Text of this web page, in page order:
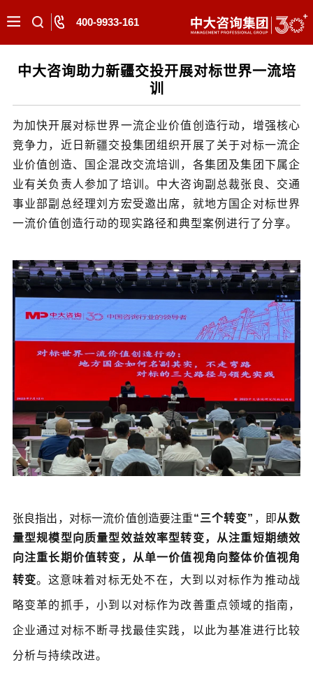
400-9933-161
中大咨询助力新疆交投开展对标世界一流培
训
为加快开展对标世界一流企业价值创造行动，增强核心
竞争力，近日新疆交投集团组织开展了关于对标一流企
业价值创造、国企混改交流培训，各集团及集团下属企
业有关负责人参加了培训。中大咨询副总裁张良、交通
事业部副总经理刘方宏受邀出席，就地方国企对标世界
一流价值创造行动的现实路径和典型案例进行了分享。
张良指出，对标一流价值创造要注重“三个转变” ，即从数
量型规模型向质量型效益效率型转变，从注重短期绩效
向注重长期价值转变，从单一价值视角向整体价值视角
转变。 这意味着对标无处不在，大到以对标作为推动战
略变革的抓手，小到以对标作为改善重点领域的指南，
企业通过对标不断寻找最佳实践，以此为基准进行比较
分析与持续改进。